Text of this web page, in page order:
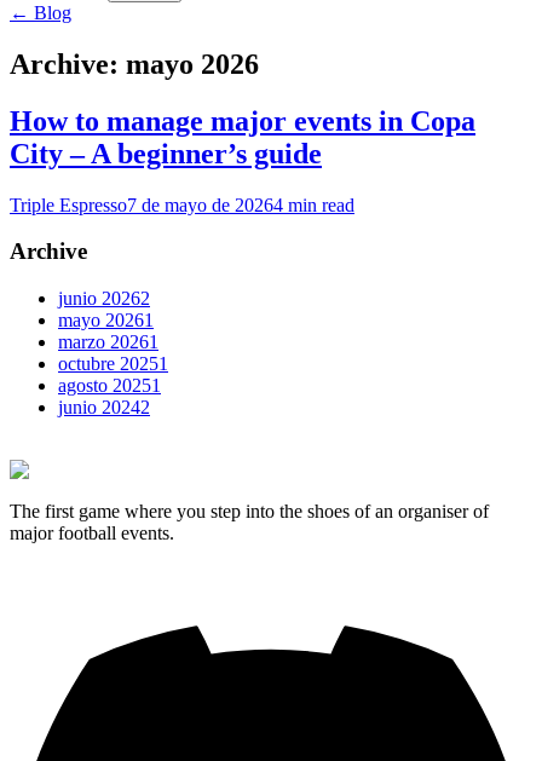
← Blog
Archive: mayo 2026
How to manage major events in Copa
City – A beginner’s guide
Triple Espresso7 de mayo de 20264 min read
Archive
junio 20262
mayo 20261
marzo 20261
octubre 20251
agosto 20251
junio 20242
The first game where you step into the shoes of an organiser of
major football events.